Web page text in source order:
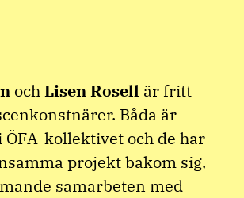
ochLisen Rosell är fritt
Båda är
kollektivet och de har
projekt bakom sig,
samarbeten med